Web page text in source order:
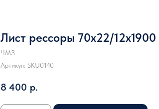
Лист рессоры 70x22/12x1900
ЧМЗ
Артикул: SKU0140
8 400 р.